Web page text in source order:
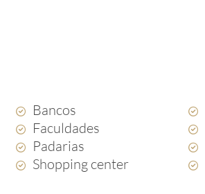
Bancos
Faculdades
Padarias
Shopping center